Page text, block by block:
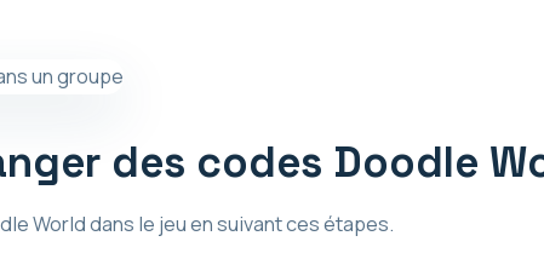
des codes Doodle
World dans le jeu en suivant ces étapes.